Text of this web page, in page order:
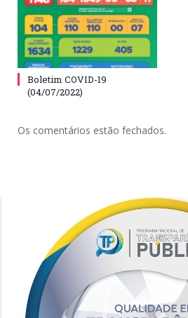
Boletim COVID-19
(04/07/2022)
Os comentários estão fechados.